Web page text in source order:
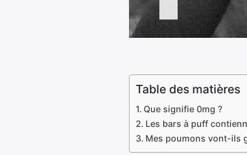
Table des matières
Que signifie 0mg ?
Les bars à puff
Mes poumons vont-ils